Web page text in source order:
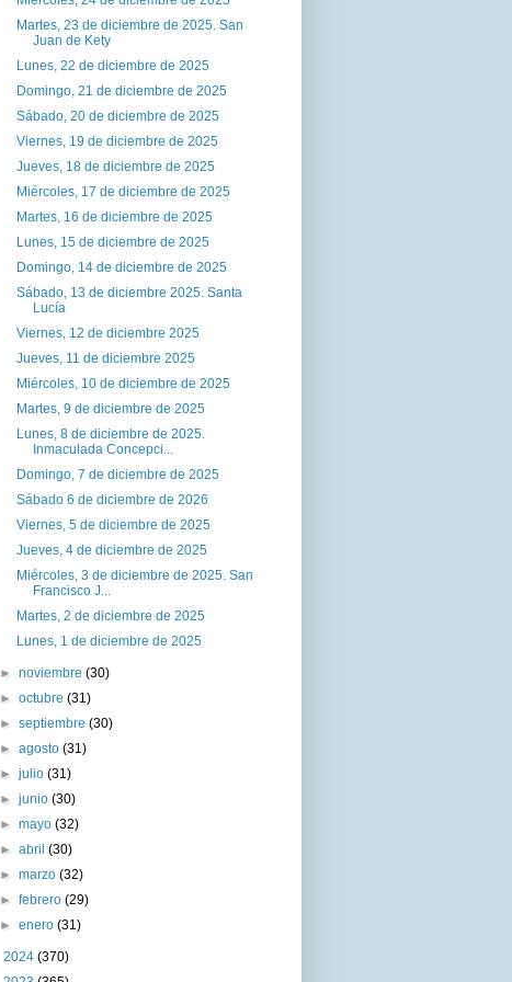
Martes, 23 de diciembre de 2025. San
Juan de Kety
Lunes, 22 de diciembre de 2025
Domingo, 21 de diciembre de 2025
Sábado, 20 de diciembre de 2025
Viernes, 19 de diciembre de 2025
Jueves, 18 de diciembre de 2025
Miércoles, 17 de diciembre de 2025
Martes, 16 de diciembre de 2025
Lunes, 15 de diciembre de 2025
Domingo, 14 de diciembre de 2025
Sábado, 13 de diciembre 2025. Santa
Lucía
Viernes, 12 de diciembre 2025
Jueves, 11 de diciembre 2025
Miércoles, 10 de diciembre de 2025
Martes, 9 de diciembre de 2025
Lunes, 8 de diciembre de 2025.
Inmaculada Concepci...
Domingo, 7 de diciembre de 2025
Sábado 6 de diciembre de 2026
Viernes, 5 de diciembre de 2025
Jueves, 4 de diciembre de 2025
Miércoles, 3 de diciembre de 2025. San
Francisco J...
Martes, 2 de diciembre de 2025
Lunes, 1 de diciembre de 2025
►noviembre(30)
►octubre(31)
►septiembre(30)
►agosto(31)
►julio(31)
►junio(30)
►mayo(32)
►abril(30)
►marzo(32)
►febrero(29)
►enero(31)
2024 (370)